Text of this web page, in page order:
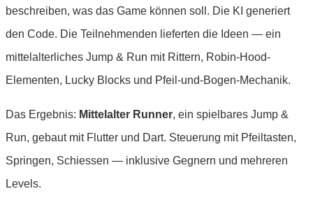
beschreiben, was das Game können soll. Die KI generiert
den Code. Die Teilnehmenden lieferten die Ideen — ein
mittelalterliches Jump & Run mit Rittern, Robin-Hood-
Elementen, Lucky Blocks und Pfeil-und-Bogen-Mechanik.
Das Ergebnis: Mittelalter Runner, ein spielbares Jump &
Run, gebaut mit Flutter und Dart. Steuerung mit Pfeiltasten,
Springen, Schiessen — inklusive Gegnern und mehreren
Levels.